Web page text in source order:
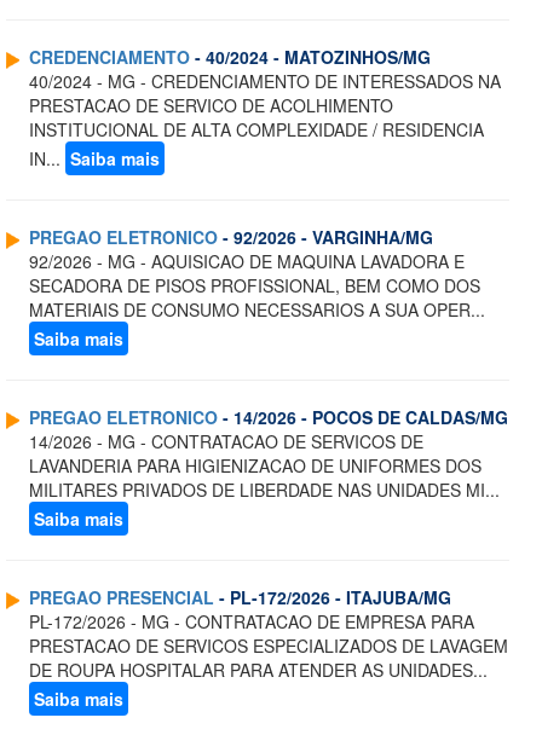
CREDENCIAMENTO - 40/2024 - MATOZINHOS/MG
40/2024 - MG - CREDENCIAMENTO DE INTERESSADOS NA
PRESTACAO DE SERVICO DE ACOLHIMENTO
INSTITUCIONAL DE ALTA COMPLEXIDADE / RESIDENCIA
IN... Saiba mais
PREGAO ELETRONICO - 92/2026 - VARGINHA/MG
92/2026 - MG - AQUISICAO DE MAQUINA LAVADORA E
SECADORA DE PISOS PROFISSIONAL, BEM COMO DOS
MATERIAIS DE CONSUMO NECESSARIOS A SUA OPER...
Saiba mais
PREGAO ELETRONICO - 14/2026 - POCOS DE CALDAS/MG
14/2026 - MG - CONTRATACAO DE SERVICOS DE
LAVANDERIA PARA HIGIENIZACAO DE UNIFORMES DOS
MILITARES PRIVADOS DE LIBERDADE NAS UNIDADES MI...
Saiba mais
PREGAO PRESENCIAL - PL-172/2026 - ITAJUBA/MG
PL-172/2026 - MG - CONTRATACAO DE EMPRESA PARA
PRESTACAO DE SERVICOS ESPECIALIZADOS DE LAVAGEM
DE ROUPA HOSPITALAR PARA ATENDER AS UNIDADES...
Saiba mais